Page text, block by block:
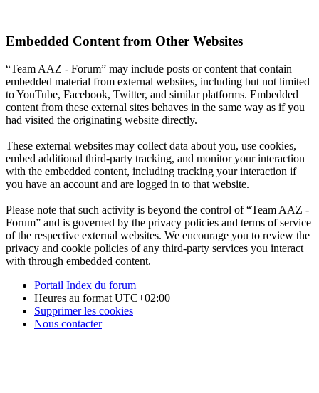
Embedded Content from Other Websites
“Team AAZ - Forum” may include posts or content that contain
embedded material from external websites, including but not limited
to YouTube, Facebook, Twitter, and similar platforms. Embedded
content from these external sites behaves in the same way as if you
had visited the originating website directly.
These external websites may collect data about you, use cookies,
embed additional third-party tracking, and monitor your interaction
with the embedded content, including tracking your interaction if
you have an account and are logged in to that website.
Please note that such activity is beyond the control of “Team AAZ -
Forum” and is governed by the privacy policies and terms of service
of the respective external websites. We encourage you to review the
privacy and cookie policies of any third-party services you interact
with through embedded content.
Portail Index du forum
Heures au format UTC+02:00
Supprimer les cookies
Nous contacter